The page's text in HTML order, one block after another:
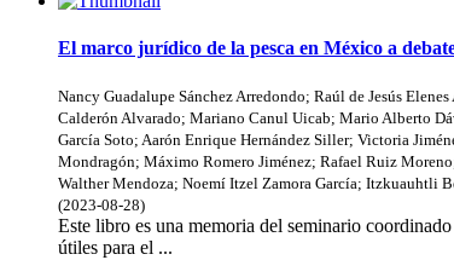
El marco jurídico de la pesca en México a
Nancy Guadalupe Sánchez Arredondo; Raúl de Jesús
Calderón Alvarado; Mariano Canul Uicab; Mario Alberto
García Soto; Aarón Enrique Hernández Siller; Victoria
Mondragón; Máximo Romero Jiménez; Rafael Ruiz Moreno
Walther Mendoza; Noemí Itzel Zamora García; Itzkuauhtli
(2023-08-28)
Este libro es una memoria del seminario
útiles para el ...